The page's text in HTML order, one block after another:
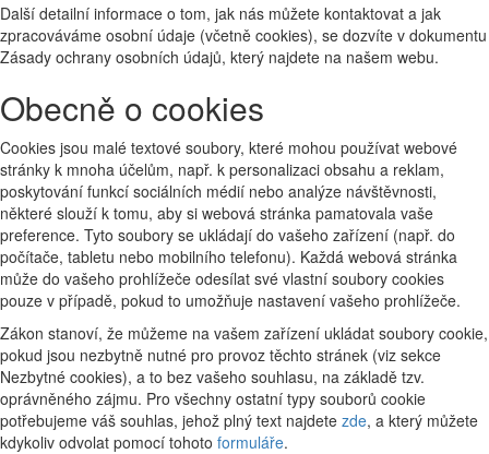
Další detailní informace o tom, jak nás můžete kontaktovat a jak
zpracováváme osobní údaje (včetně cookies), se dozvíte v dokumentu
Zásady ochrany osobních údajů, který najdete na našem webu.
Obecně o cookies
Cookies jsou malé textové soubory, které mohou používat webové
stránky k mnoha účelům, např. k personalizaci obsahu a reklam,
poskytování funkcí sociálních médií nebo analýze návštěvnosti,
některé slouží k tomu, aby si webová stránka pamatovala vaše
preference. Tyto soubory se ukládají do vašeho zařízení (např. do
počítače, tabletu nebo mobilního telefonu). Každá webová stránka
může do vašeho prohlížeče odesílat své vlastní soubory cookies
pouze v případě, pokud to umožňuje nastavení vašeho prohlížeče.
Zákon stanoví, že můžeme na vašem zařízení ukládat soubory cookie,
pokud jsou nezbytně nutné pro provoz těchto stránek (viz sekce
Nezbytné cookies), a to bez vašeho souhlasu, na základě tzv.
oprávněného zájmu. Pro všechny ostatní typy souborů cookie
potřebujeme váš souhlas, jehož plný text najdete zde, a který můžete
kdykoliv odvolat pomocí tohoto formuláře.